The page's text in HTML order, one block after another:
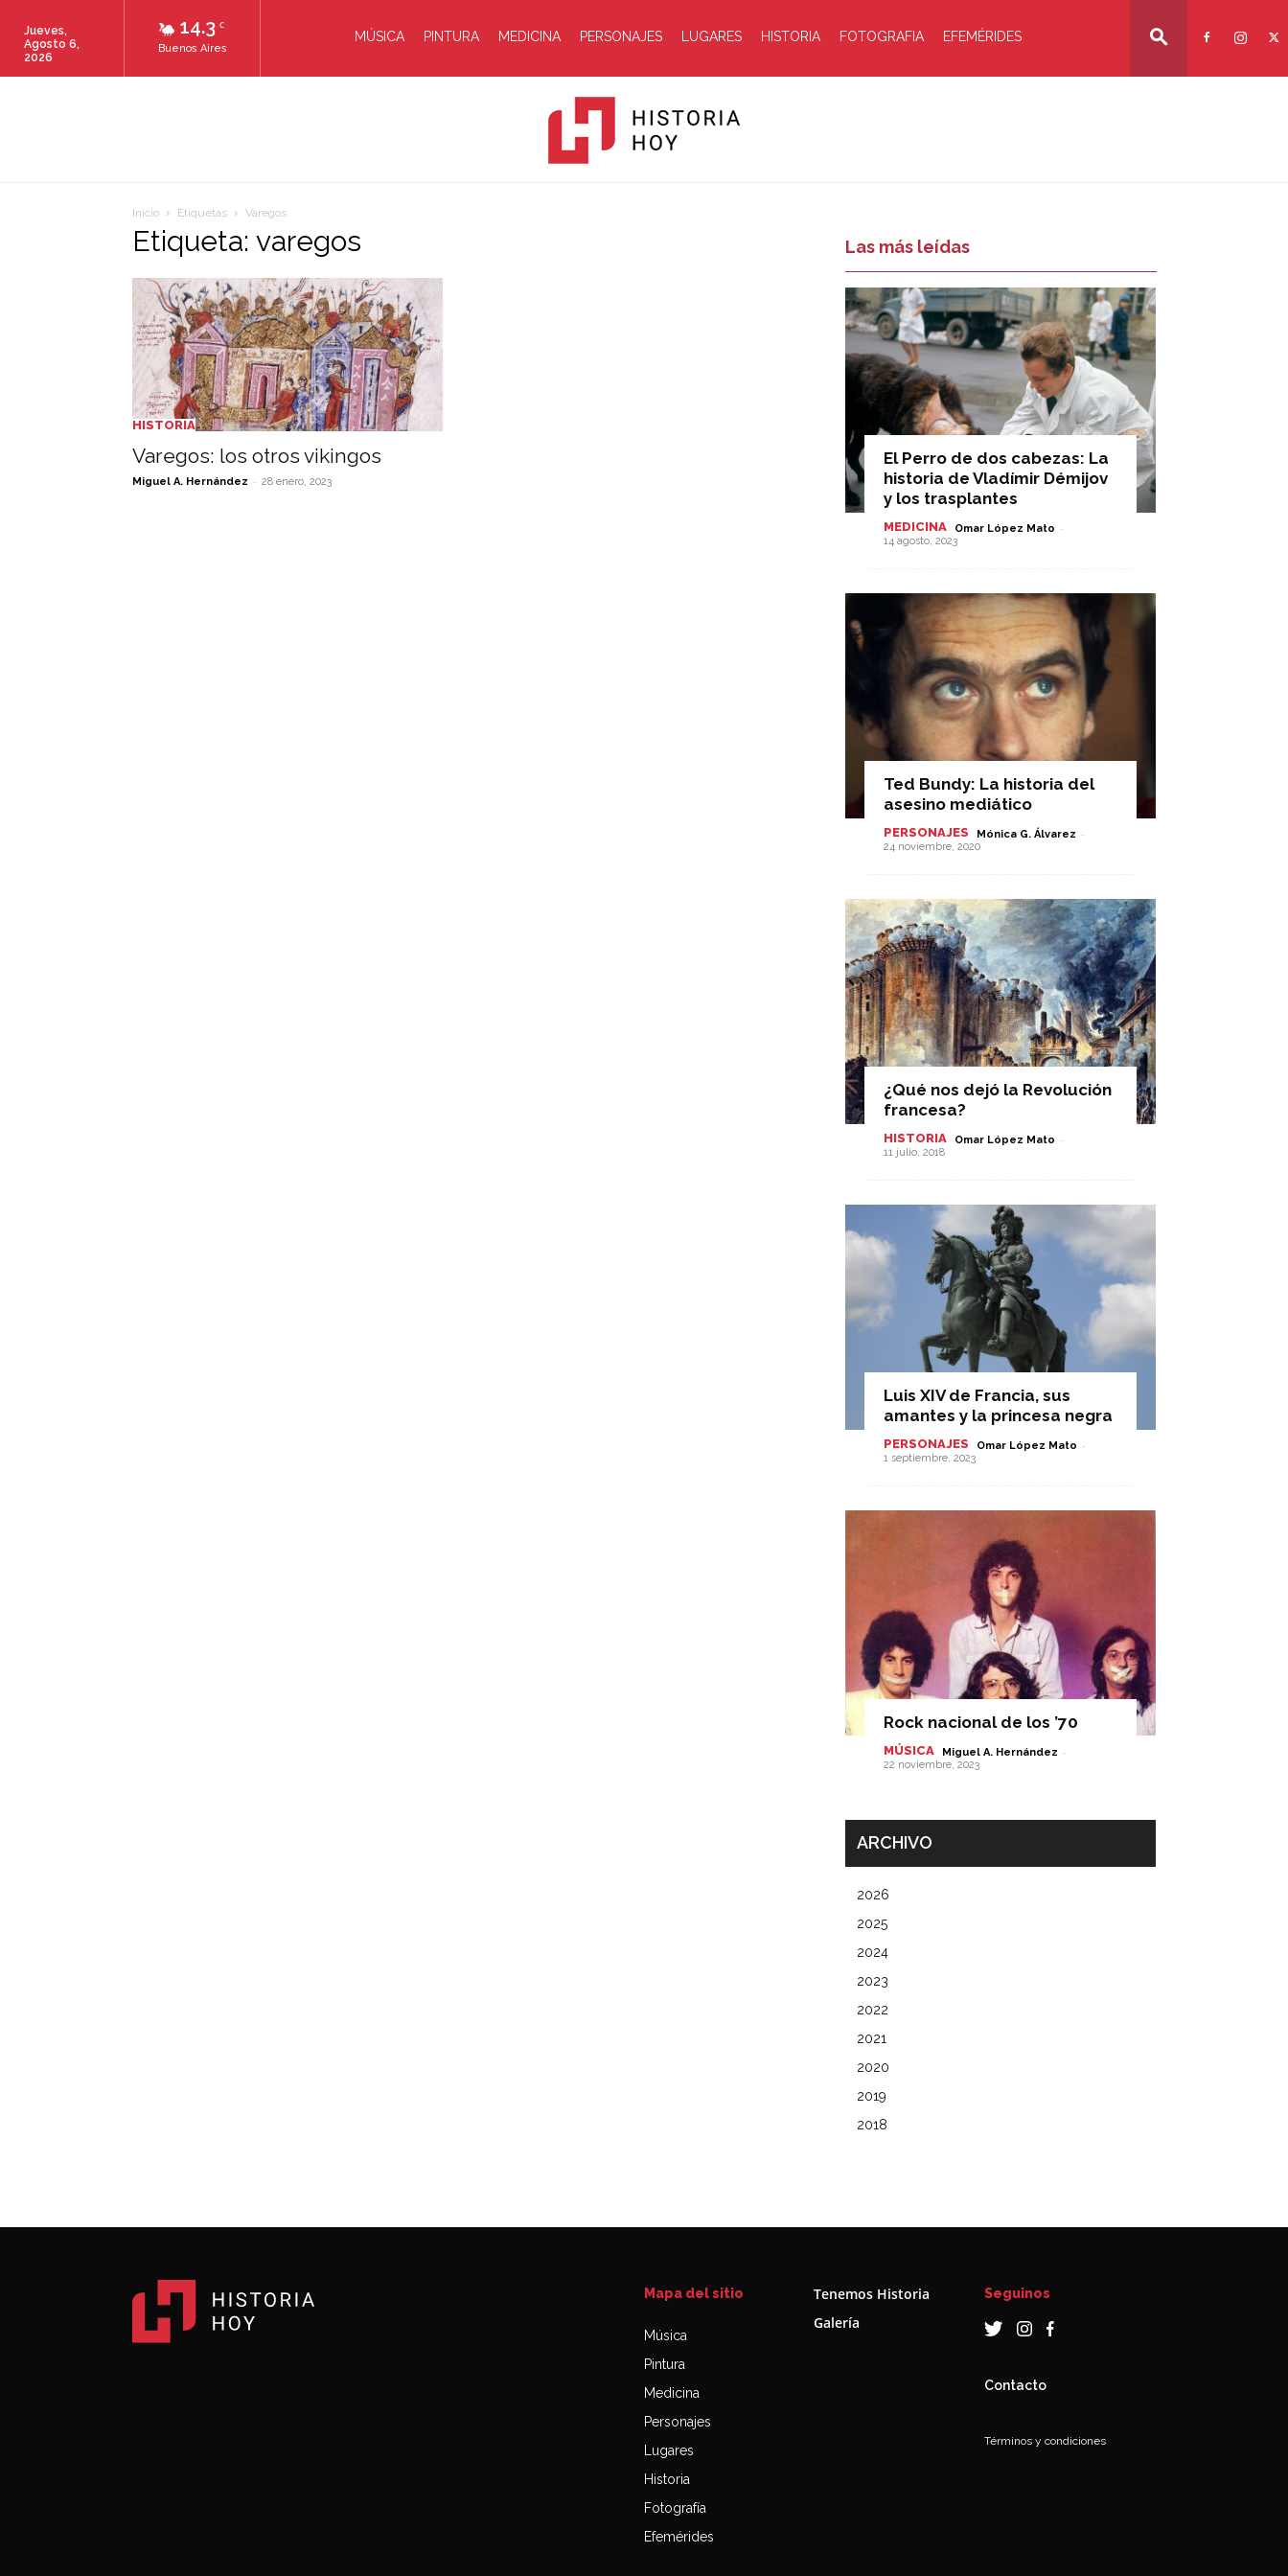
14.3 C
Buenos Aires
Jueves,
Agosto 6,
2026
MÚSICA PINTURA MEDICINA PERSONAJES LUGARES HISTORIA FOTOGRAFIA EFEMÉRIDES
Inicio Etiquetas Varegos
Etiqueta: varegos
HISTORIA
Varegos: los otros vikingos
Miguel A. Hernández - 28 enero, 2023
Las más leídas
El Perro de dos cabezas: La
historia de Vladímir Démijov
y los trasplantes
MEDICINA Omar López Mato -
14 agosto, 2023
Ted Bundy: La historia del
asesino mediático
PERSONAJES Mónica G. Álvarez -
24 noviembre, 2020
¿Qué nos dejó la Revolución
francesa?
HISTORIA Omar López Mato -
11 julio, 2018
Luis XIV de Francia, sus
amantes y la princesa negra
PERSONAJES Omar López Mato -
1 septiembre, 2023
Rock nacional de los ’70
MÚSICA Miguel A. Hernández -
22 noviembre, 2023
ARCHIVO
2026
2025
2024
2023
2022
2021
2020
2019
2018
Mapa del sitio
Música
Pintura
Medicina
Personajes
Lugares
Historia
Fotografía
Efemérides
Tenemos Historia
Galería
Seguinos
Contacto
Términos y condiciones